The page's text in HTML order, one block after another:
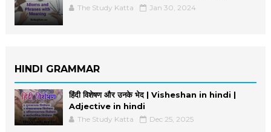
The Study Katta Jan 30, 2024
HINDI GRAMMAR
हिंदी विशेषण और उनके भेद | Visheshan in hindi |
Adjective in hindi
The Study Katta Dec 25, 2025